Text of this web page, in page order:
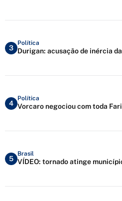
3
Política
Durigan: acusação de inércia
4
Política
Vorcaro negociou com toda
5
Brasil
VÍDEO: tornado atinge